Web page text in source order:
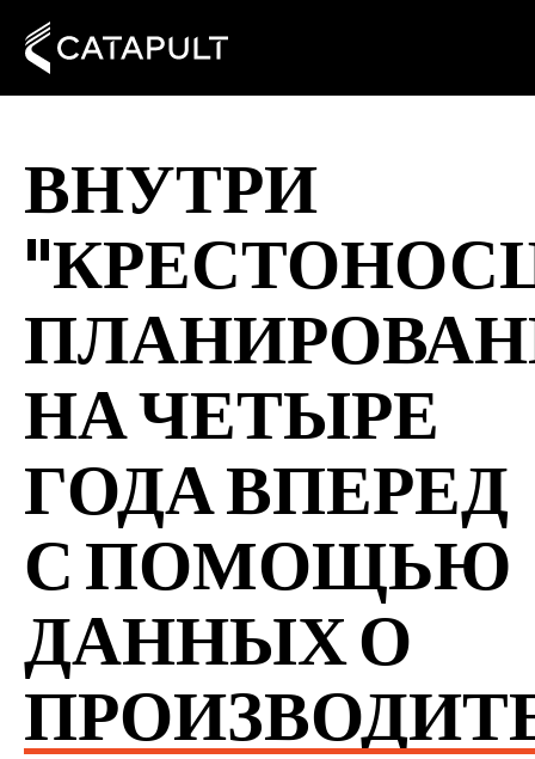
ВНУТРИ
НА ЧЕТЫРЕ
ГОДА ВПЕРЕД
С ПОМОЩЬЮ
ДАННЫХ О